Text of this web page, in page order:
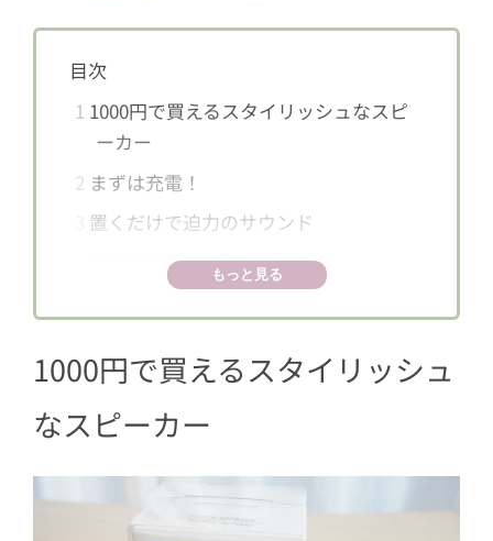
目次
1 1000円で買えるスタイリッシュなスピ
ーカー
2 まずは充電！
置くだけで迫力のサウンド
どこでも音楽が聴けちゃう！
もっと見る
1000円で買えるスタイリッシュ
なスピーカー